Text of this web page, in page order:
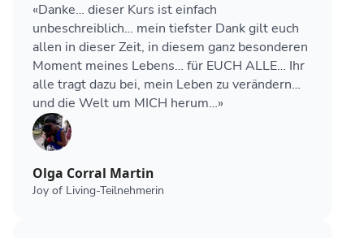
«Danke… dieser Kurs ist einfach
unbeschreiblich… mein tiefster Dank gilt euch
allen in dieser Zeit, in diesem ganz besonderen
Moment meines Lebens… für EUCH ALLE… Ihr
alle tragt dazu bei, mein Leben zu verändern…
und die Welt um MICH herum…»
Olga Corral Martin
Joy of Living-Teilnehmerin